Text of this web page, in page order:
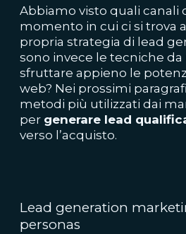
Abbiamo visto quali canali
momento in cui ci si trova
propria strategia di lead
sono invece le tecniche
sfruttare appieno le
web? Nei prossimi
metodi più utilizzati dai
per generare lead
verso l’acquisto.
Lead generation
personas